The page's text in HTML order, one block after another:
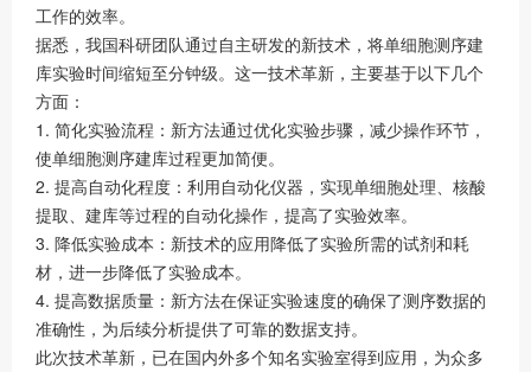
工作的效率。
据悉，我国科研团队通过自主研发的新技术，将单细胞测序建
库实验时间缩短至分钟级。这一技术革新，主要基于以下几个
方面：
1. 简化实验流程：新方法通过优化实验步骤，减少操作环节，
使单细胞测序建库过程更加简便。
2. 提高自动化程度：利用自动化仪器，实现单细胞处理、核酸
提取、建库等过程的自动化操作，提高了实验效率。
3. 降低实验成本：新技术的应用降低了实验所需的试剂和耗
材，进一步降低了实验成本。
4. 提高数据质量：新方法在保证实验速度的确保了测序数据的
准确性，为后续分析提供了可靠的数据支持。
此次技术革新，已在国内外多个知名实验室得到应用，为众多